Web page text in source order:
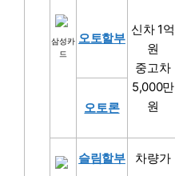
삼성카
드
오토할부
신차 1억
원
중고차
5,000만
원
오토론
슬림할부 차량가